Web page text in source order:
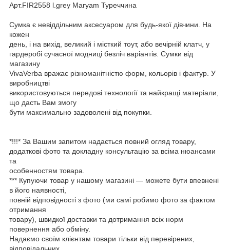
Арт.FIR2558 l.grey Maryam Туреччина
Сумка є невіддільним аксесуаром для будь-якої дівчини. На
кожен
день, і на вихід, великий і місткий тоут, або вечірній клатч, у
гардеробі сучасної модниці безліч варіантів. Сумки від
магазину
VivaVerba вражає різноманітністю форм, кольорів і фактур. У
виробництві
використовуються передові технології та найкращі матеріали,
що дасть Вам змогу
бути максимально задоволені від покупки.
*!!!* За Вашим запитом надається повний огляд товару,
додаткові фото та докладну консультацію за всіма нюансами
та
особенностям товара.
*** Купуючи товар у нашому магазині — можете бути впевнені
в його наявності,
повній відповідності з фото (ми самі робимо фото за фактом
отримання
товару), швидкої доставки та дотримання всіх норм
повернення або обміну.
Надаємо своїм клієнтам товари тільки від перевірених,
відповідальних